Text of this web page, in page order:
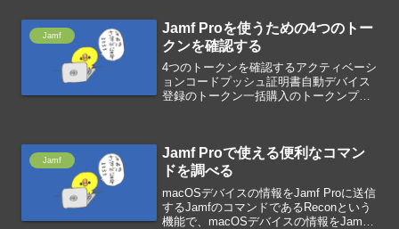
Jamf
Jamf Proを使うための4つのトー
クンを確認する
4つのトークンを確認するアクティベーシ
ョンコードプッシュ証明書自動デバイス
登録のトークン一括購入のトークンプッ
(APN)...
Jamf
Jamf Proで使える便利なコマン
ドを調べる
macOSデバイスの情報をJamf Proに送信
するJamfのコマンドであるReconという
機能で、macOSデバイスの情報をJamf